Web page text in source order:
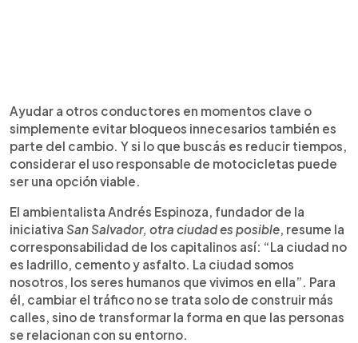
Ayudar a otros conductores en momentos clave o
simplemente evitar bloqueos innecesarios también es
parte del cambio. Y si lo que buscás es reducir tiempos,
considerar el uso responsable de motocicletas puede
ser una opción viable.
El ambientalista Andrés Espinoza, fundador de la
iniciativa San Salvador, otra ciudad es posible, resume la
corresponsabilidad de los capitalinos así: “La ciudad no
es ladrillo, cemento y asfalto. La ciudad somos
nosotros, los seres humanos que vivimos en ella”. Para
él, cambiar el tráfico no se trata solo de construir más
calles, sino de transformar la forma en que las personas
se relacionan con su entorno.